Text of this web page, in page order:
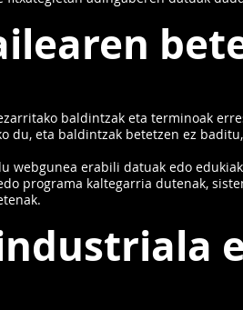
baldintzak eta terminoak
du, eta baldintzak betetzen ez
webgunea erabili datuak edo
programa kaltegarria dutenak,